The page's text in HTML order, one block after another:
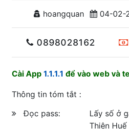
hoangquan 04-02-
0898028162
Cài App 1.1.1.1 để vào web và
Thông tin tóm tắt :
Đọc pass:
Lấy số ở
Thiên Huế